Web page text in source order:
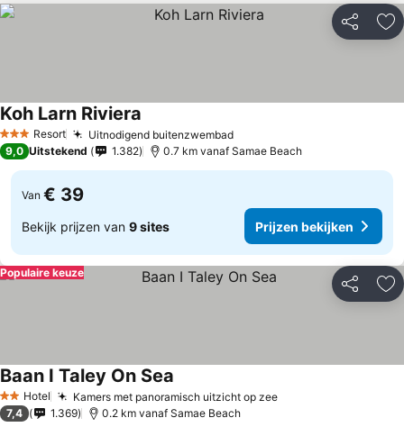
Delen
3 SterrenResort Uitnodigend buitenzwembadPrijzen bekijken
Koh Larn Riviera
9,0 Uitstekend 1.382 0.7 km vanaf Samae Beach
Van € 39
Bekijk prijzen van 9 sites Prijzen bekijken
Delen
Populaire keuze
2 Sterren
Hotel Kamers met panoramisch uitzicht op zeePrijzen bekijken
Baan I Taley On Sea
7,4 1.369 0.2 km vanaf Samae Beach